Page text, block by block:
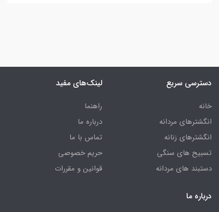
دسترسی سریع
خانه
انگشترهای مردانه
انگشترهای زنانه
تسبیح های سنگی
دستبند های مردانه
لینک‌های مفید
راهنما
درباره ما
تماس با ما
حریم خصوصی
قوانین و مقررات
درباره ما